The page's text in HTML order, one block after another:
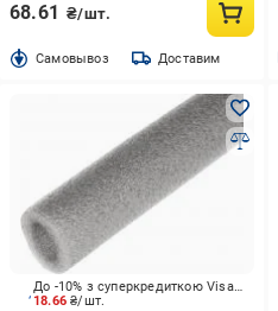
68.61 ₴/шт.
Cамовывоз Доставим
18.66₴/шт.
До -10% з суперкредиткою Visa Вигода